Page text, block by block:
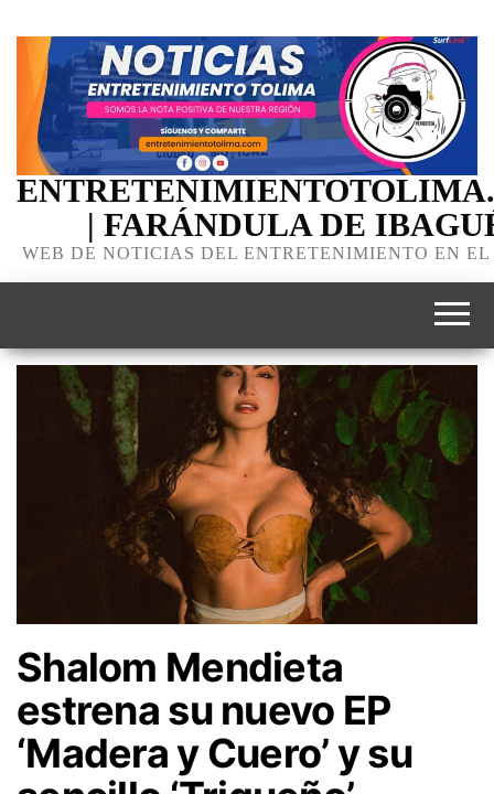
| FARÁNDULA DE
WEB DE NOTICIAS DEL ENTRETENIMIENTO EN
Shalom Mendieta
estrena su nuevo EP
‘Madera y Cuero’ y su